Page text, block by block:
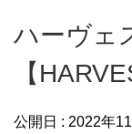
ハーヴェ
【
公開日 : 2022年